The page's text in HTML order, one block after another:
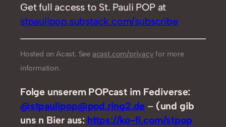
Get full access to St. Pauli POP at
stpaulipop.substack.com/subscribe
Hosted on Acast. See acast.com/privacy for more
information.
Folge unserem POPcast im Fediverse:
@stpaulipop@pod.ring2.de – (und gib
uns n Bier aus: https://ko-fi.com/stpop